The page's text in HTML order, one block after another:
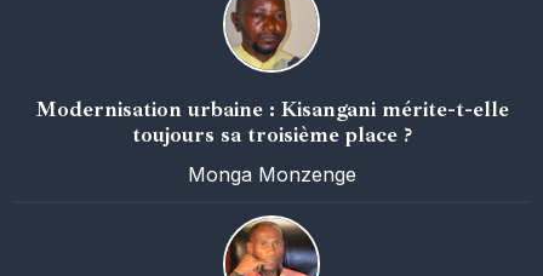
Modernisation urbaine : Kisangani mérite-t-elle
toujours sa troisième place ?
Monga Monzenge